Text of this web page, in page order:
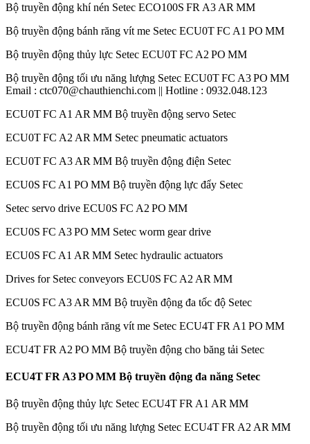
Bộ truyền động khí nén Setec ECO100S FR A3 AR MM
Bộ truyền động bánh răng vít me Setec ECU0T FC A1 PO MM
Bộ truyền động thủy lực Setec ECU0T FC A2 PO MM
Bộ truyền động tối ưu năng lượng Setec ECU0T FC A3 PO MM
Email : ctc070@chauthienchi.com || Hotline : 0932.048.123
ECU0T FC A1 AR MM Bộ truyền động servo Setec
ECU0T FC A2 AR MM Setec pneumatic actuators
ECU0T FC A3 AR MM Bộ truyền động điện Setec
ECU0S FC A1 PO MM Bộ truyền động lực đẩy Setec
Setec servo drive ECU0S FC A2 PO MM
ECU0S FC A3 PO MM Setec worm gear drive
ECU0S FC A1 AR MM Setec hydraulic actuators
Drives for Setec conveyors ECU0S FC A2 AR MM
ECU0S FC A3 AR MM Bộ truyền động đa tốc độ Setec
Bộ truyền động bánh răng vít me Setec ECU4T FR A1 PO MM
ECU4T FR A2 PO MM Bộ truyền động cho băng tải Setec
ECU4T FR A3 PO MM Bộ truyền động đa năng Setec
Bộ truyền động thủy lực Setec ECU4T FR A1 AR MM
Bộ truyền động tối ưu năng lượng Setec ECU4T FR A2 AR MM